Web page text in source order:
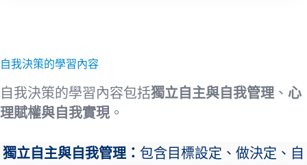
自我決策的學習內容
自我決策的學習內容包括獨立自主與自我管理 、 心
理賦權與自我實現。
獨立自主與自我管理： 包含目標設定、做決定、自